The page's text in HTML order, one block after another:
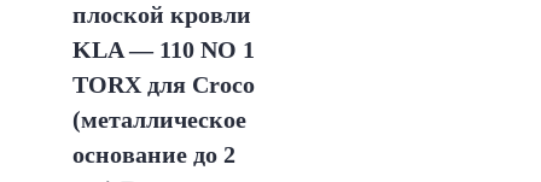
плоской кровли
KLA — 110 NO 1
TORX для Croco
(металлическое
основание до 2